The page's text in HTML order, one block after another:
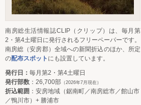
南房総生活情報誌CLIP（クリップ）は、毎月第
2・第4土曜日に発行されるフリーペーパーです。
南房総（安房郡）全域への新聞折込のほか、所定
の配布スポット にも設置しています。
発行日： 毎月第2・第4土曜日
発行部数 ：26,700部 （2026年7月現在）
折込範囲 ：安房地域（鋸南町／南房総市／館山市
／鴨川市）+ 勝浦市